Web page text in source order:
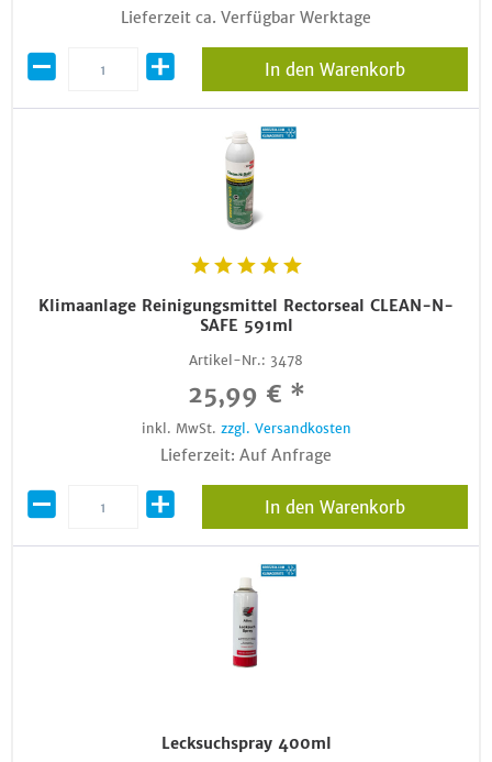
Lieferzeit ca. Verfügbar Werktage
In den Warenkorb
Klimaanlage Reinigungsmittel Rectorseal CLEAN-N-
SAFE 591ml
Artikel-Nr.: 3478
25,99 € *
inkl. MwSt. zzgl. Versandkosten
Lieferzeit: Auf Anfrage
In den Warenkorb
Lecksuchspray 400ml